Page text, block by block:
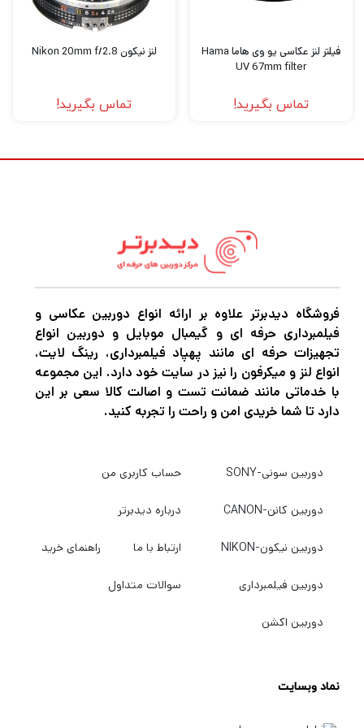
16Bit، گستره دینامیکی بیش از 15 استاپ و
سیستم فوکوس پیشرفته سونی، ترکیبی از کیفیت
سینمایی و ابعاد جمع‌وجور را در اختیار کاربران قرار
حرفه‌ای فیلمسازی را اجرا کنند. طراحی فشرده،
عملکرد عالی در نور کم و امکانات صوتی حرفه‌ای
باعث شده FX3A به یکی از محبوب‌ترین
دوربین‌های تولید محتوا و فیلمسازی در جهان
تبدیل شود.
715 گرم همراه باتری و کارت حافظه، امکان
تصویربرداری طولانی‌مدت و استفاده روی گیمبال،
بدنه از آلیاژ منیزیم ساخته شده و مقاومت بالایی
فیلتر لنز عکاسی یو وی هاما Hama
UV 67mm filter
تماس بگیرید!
لنز نیکون Nikon 20mm f/2.8
تماس بگیرید!
فروشگاه دیدبرتر علاوه بر ارائه انواع دوربین عکاسی و
فیلمبرداری حرفه ای و گیمبال موبایل و دوربین انواع
تجهیزات حرفه ای مانند پهپاد فیلمبرداری، رینگ لایت،
انواع لنز و میکرفون را نیز در سایت خود دارد. این مجموعه
با خدماتی مانند ضمانت تست و اصالت کالا سعی بر این
دارد تا شما خریدی امن و راحت را تجربه کنید.
دوربین سونی-SONY
دوربین کانن-CANON
دوربین نیکون-NIKON
دوربین فیلمبرداری
دوربین اکشن
حساب کاربری من
درباره دیدبرتر
ارتباط با ما راهنمای خرید
سوالات متداول
نماد وبسایت